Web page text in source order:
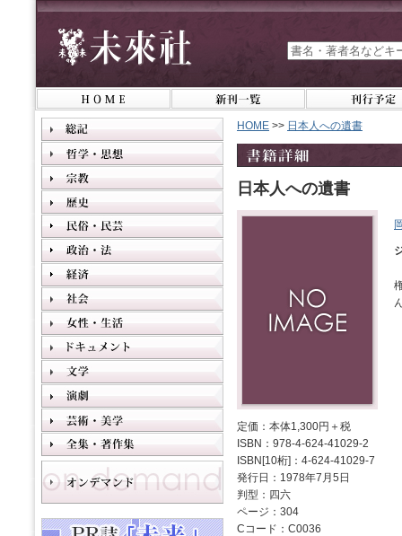
HOME >> 日本人への遺書
日本人への遺書
定価：本体1,300円＋税
ISBN：978-4-624-41029-2
ISBN[10桁]：4-624-41029-7
発行日：1978年7月5日
判型：四六
ページ：304
Cコード：C0036